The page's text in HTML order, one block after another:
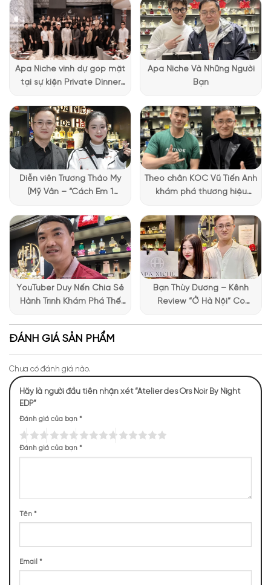
Thiết kế Noir By Night là thứ dễ khiến người ta dừng lại lâu hơn
một chút. Chai thủy tinh chuyển sắc từ tím trầm sang đen,
được phủ những vệt vàng 24k – signature đắt giá của Atelier
des Ors. Các đường vân tỏa sáng điêu khắc trên thân chai
tạo cảm giác như ánh sáng đang cố len qua nền đêm dày
đặc, vừa nghệ thuật vừa rất nhận diện thương hiệu. Nắp chai
càng làm nổi bật cảm giác xa hoa.
Mùi hương của Atelier Noir By Night
NHỮNG NOTE HƯƠNG THEO CẢM NHẬN
Apa Niche vinh dự góp mặt
tại sự kiện Private Dinner
Vietnam
Apa Niche Và Những Người
Bạn
Diễn viên Trương Thảo My
(Mỹ Vân – “Cách Em 1
chia sẻ trải nghiệm chọn
nước hoa đầy thú vị
Theo chân KOC Vũ Tiến Anh
khám phá thương hiệu
YouTuber Duy Nến Chia Sẻ
Hành Trình Khám Phá Thế
Bạn Thùy Dương – Kênh
Review “Ở Hà Nội” Có
ĐÁNH GIÁ SẢN PHẨM
Chưa có đánh giá nào.
Hãy là người đầu tiên nhận xét “Atelier des Ors Noir By Night
EDP”
Đánh giá của bạn *
Đánh giá của bạn *
Tên *
Email *